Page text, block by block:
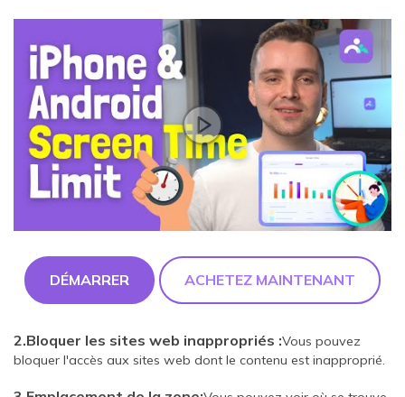
DÉMARRER ACHETEZ MAINTENANT
2.Bloquer les sites web inappropriés :Vous pouvez
bloquer l'accès aux sites web dont le contenu est inapproprié.